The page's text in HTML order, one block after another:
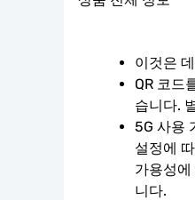
이것은
QR 코드
습니다.
5G 사용
설정에
가용성에
니다.